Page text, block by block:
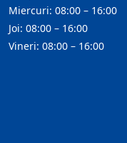
Miercuri: 08:00 – 16:00
Joi: 08:00 – 16:00
Vineri: 08:00 – 16:00